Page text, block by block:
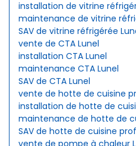
installation de vitrine
maintenance de vitrine
SAV de vitrine réfrigérée
vente de CTA Lunel
installation CTA Lunel
maintenance CTA Lunel
SAV de CTA Lunel
vente de hotte de cuisine
installation de hotte de
maintenance de hotte de
SAV de hotte de cuisine
vente de pompe à chaleur